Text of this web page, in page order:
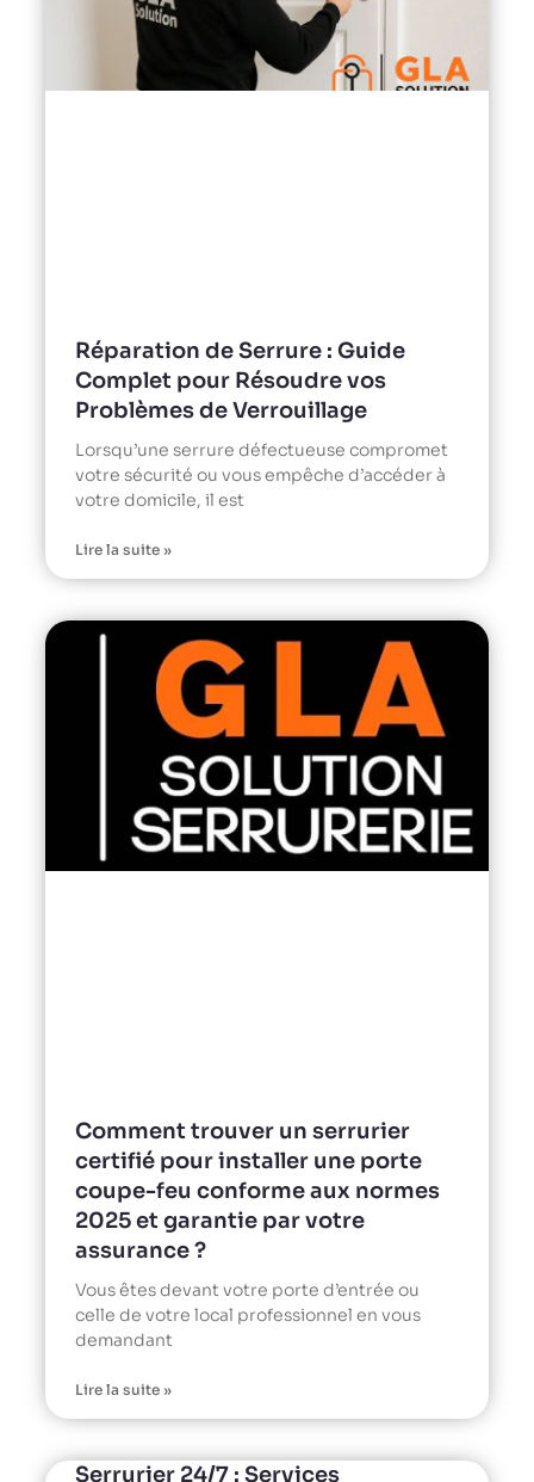
Réparation de Serrure : Guide
Complet pour Résoudre vos
Problèmes de Verrouillage
Lorsqu’une serrure défectueuse compromet
votre sécurité ou vous empêche d’accéder à
votre domicile, il est
Lire la suite »
Comment trouver un serrurier
certifié pour installer une porte
coupe-feu conforme aux normes
2025 et garantie par votre
assurance ?
Vous êtes devant votre porte d’entrée ou
celle de votre local professionnel en vous
demandant
Lire la suite »
Serrurier 24/7 : Services